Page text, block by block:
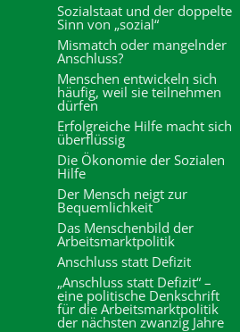
Sozialstaat und der doppelte
Sinn von „sozial“
Mismatch oder mangelnder
Anschluss?
Menschen entwickeln sich
häufig, weil sie teilnehmen
dürfen
Erfolgreiche Hilfe macht sich
überflüssig
Die Ökonomie der Sozialen
Hilfe
Der Mensch neigt zur
Bequemlichkeit
Das Menschenbild der
Arbeitsmarktpolitik
Anschluss statt Defizit
„Anschluss statt Defizit“ –
eine politische Denkschrift
für die Arbeitsmarktpolitik
der nächsten zwanzig Jahre